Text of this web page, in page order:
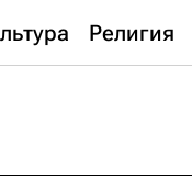
Религия